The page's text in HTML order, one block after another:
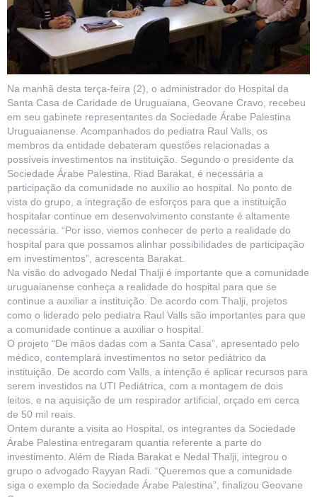
Na manhã desta terça-feira (2), o administrador do Hospital da
Santa Casa de Caridade de Uruguaiana, Geovane Cravo, recebeu
em seu gabinete representantes da Sociedade Árabe Palestina
Uruguaianense. Acompanhados do pediatra Raul Valls, os
membros da entidade debateram questões relacionadas a
possíveis investimentos na instituição. Segundo o presidente da
Sociedade Árabe Palestina, Riad Barakat, é necessária a
participação da comunidade no auxílio ao hospital. No ponto de
vista do grupo, a integração de esforços para que a instituição
hospitalar continue em desenvolvimento constante é altamente
necessária. “Por isso, viemos conhecer de perto a realidade do
hospital para que possamos alinhar possibilidades de participação
em investimentos”, acrescenta Barakat.
Na visão do advogado Nedal Thalji é importante que a comunidade
uruguaianense conheça a realidade do hospital para que se
continue a auxiliar a instituição. De acordo com Thalji, projetos
como o liderado pelo pediatra Raul Valls são importantes para que
a comunidade continue a auxiliar o hospital.
O projeto “De mãos dadas com a Santa Casa”, apresentado pelo
médico, contemplará investimentos no setor pediátrico da
instituição. De acordo com Valls, a intenção é aplicar recursos para
serem investidos na UTI Pediátrica, com a montagem de dois
leitos, e na aquisição de um respirador artificial, orçado em cerca
de 50 mil reais.
Ontem durante a visita ao Hospital, os integrantes da Sociedade
Árabe Palestina entregaram quantia referente a parte do
investimento. Além de Riada Barakat e Nedal Thalji, integrou o
grupo o advogado Rayyan Radi. “Queremos que a comunidade
siga o exemplo da Sociedade Árabe Palestina”, finalizou Geovane